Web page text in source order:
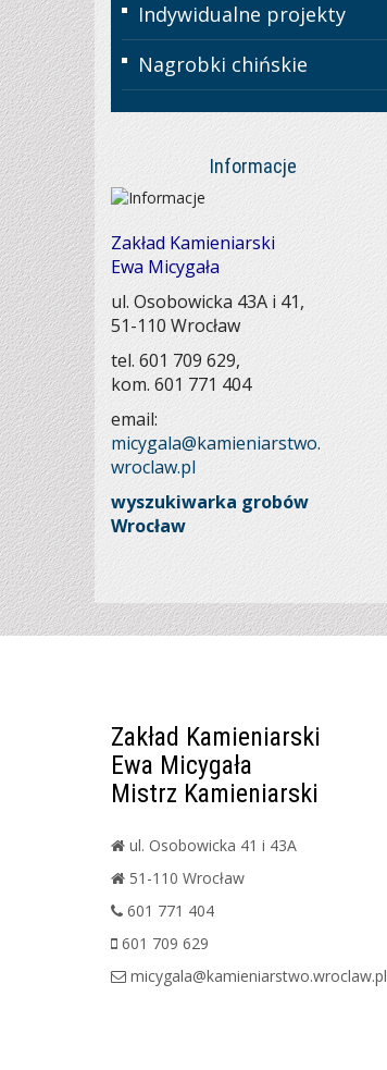
Indywidualne projekty
Nagrobki chińskie
Informacje
Zakład Kamieniarski
Ewa Micygała
ul. Osobowicka 43A i 41,
51-110 Wrocław
tel. 601 709 629,
kom. 601 771 404
email:
micygala@kamieniarstwo.
wroclaw.pl
wyszukiwarka grobów
Wrocław
Zakład Kamieniarski
Ewa Micygała
Mistrz Kamieniarski
ul. Osobowicka 41 i 43A
51-110 Wrocław
601 771 404
601 709 629
micygala@kamieniarstwo.wroclaw.pl